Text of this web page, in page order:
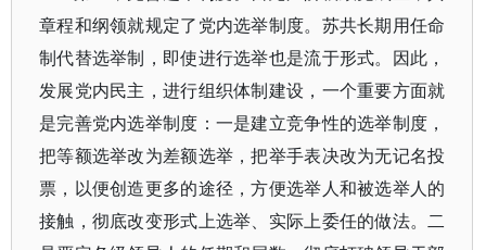
章程和纲领就规定了党内选举制度。苏共长期用任命
制代替选举制，即使进行选举也是流于形式。因此，
发展党内民主，进行组织体制建设，一个重要方面就
是完善党内选举制度：一是建立竞争性的选举制度，
把等额选举改为差额选举，把举手表决改为无记名投
票，以便创造更多的途径，方便选举人和被选举人的
接触，彻底改变形式上选举、实际上委任的做法。二